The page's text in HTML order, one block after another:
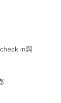
in與